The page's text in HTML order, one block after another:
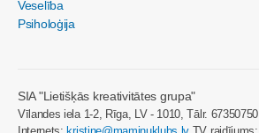
Veselība
Psiholoģija
SIA "Lietišķās kreativitātes grupa"
Vīlandes iela 1-2, Rīga, LV - 1010, Tālr. 67350750
Internets:kristine@maminuklubs.lv TV raidījums: